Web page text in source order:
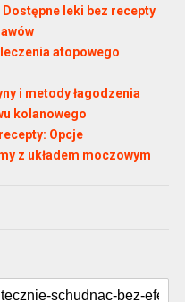
leki bez recepty
atopowego
i metody łagodzenia
kolanowego
Opcje
z układem moczowym